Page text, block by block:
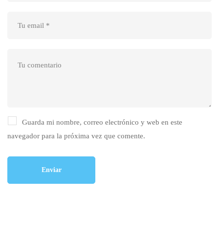
Guarda mi nombre, correo electrónico y web en este
navegador para la próxima vez que comente.